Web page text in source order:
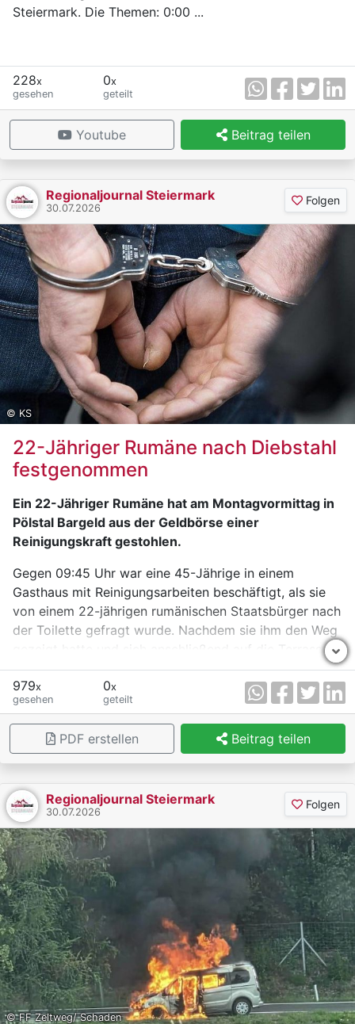
Steiermark. Die Themen: 0:00 ...
228x
gesehen
0x
geteilt
Youtube Beitrag teilen
Regionaljournal Steiermark
30.07.2026
Folgen
© KS
22-Jähriger Rumäne nach Diebstahl
festgenommen
Ein 22-Jähriger Rumäne hat am Montagvormittag in
Pölstal Bargeld aus der Geldbörse einer
Reinigungskraft gestohlen.
Gegen 09:45 Uhr war eine 45-Jährige in einem
Gasthaus mit Reinigungsarbeiten beschäftigt, als sie
von einem 22-jährigen rumänischen Staatsbürger nach
der Toilette gefragt wurde. Nachdem sie ihm den Weg
gezeigt hatte und sich anschließend auf die Terrasse
begeben hatte, soll der Mann Bargeld aus ihrer am
Tresen abgestellten Tasche gestohlen haben.
Als die Frau bemerkte, dass sich der Mann nicht mehr
im Gasthaus befand und Bargeld aus ihrer Geldbörse
fehlte, stellte sie ihn auf dem Parkplatz zur Rede. Zu
gemeinsam mit zwei weiteren rumänischen
Staatsbürgern in einem Pkw. Der Tatverdächtige
bestritt den Diebstahl.
Fahndung und Ermittlungen erfolgreich
Das Fahrzeug mit den drei rumänischen Staatsbürgern
fuhr anschließend davon. Die Frau verständigte die
Polizei. Eine umgehend eingeleitete Fahndung verlief
erfolgreich. Das Fahrzeug konnte angehalten und die
drei Personen in weiterer Folge auf einer
Polizeiinspektion einvernommen werden. Der 22-
Jährige zeigte sich umfassend geständig.
979x
gesehen
0x
geteilt
PDF erstellen Beitrag teilen
Regionaljournal Steiermark
30.07.2026
Folgen
© FF Zeltweg/ Schaden